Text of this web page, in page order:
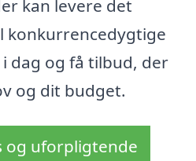
kan levere det
konkurrencedygtige
dag og få tilbud, der
og dit budget.
og uforpligtende